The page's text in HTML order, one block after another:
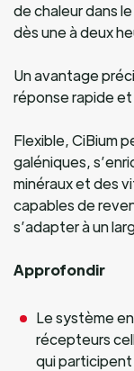
de chaleur dans
dès une à deux
Un avantage
réponse rapide et
Flexible, CiBium
galéniques,
minéraux et des
capables de
s’adapter à un
Approfondir
Le système
récepteurs
qui participent